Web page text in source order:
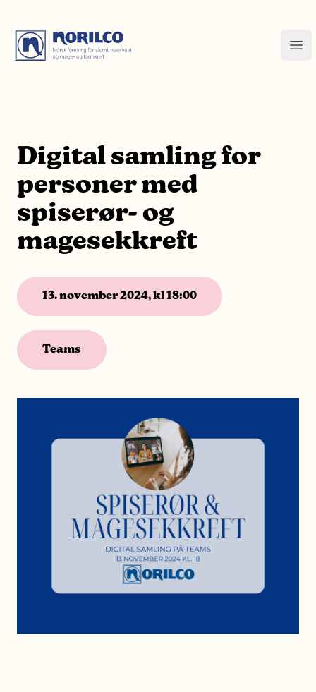
Digital samling for
personer med
spiserør- og
magesekkreft
13. november 2024, kl 18:00
Teams